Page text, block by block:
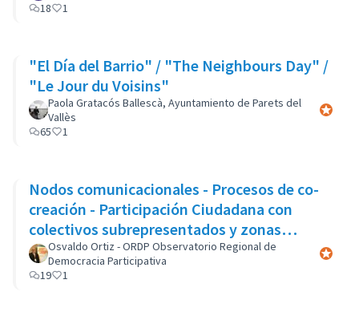
18
1
"El Día del Barrio" / "The Neighbours Day" /
"Le Jour du Voisins"
Paola Gratacós Ballescà, Ayuntamiento de Parets del
Vallès
Official
65
1
Nodos comunicacionales - Procesos de co-
creación - Participación Ciudadana con
colectivos subrepresentados y zonas
marginales
Osvaldo Ortiz - ORDP Observatorio Regional de
Democracia Participativa
Official
19
1